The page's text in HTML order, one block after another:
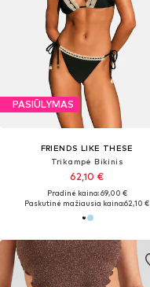
PASIŪLYMAS
FRIENDS LIKE THESE
Trikampė Bikinis
62,10 €
Pradinė kaina: 69,00 €
Paskutinė mažiausia kaina:62,10 €